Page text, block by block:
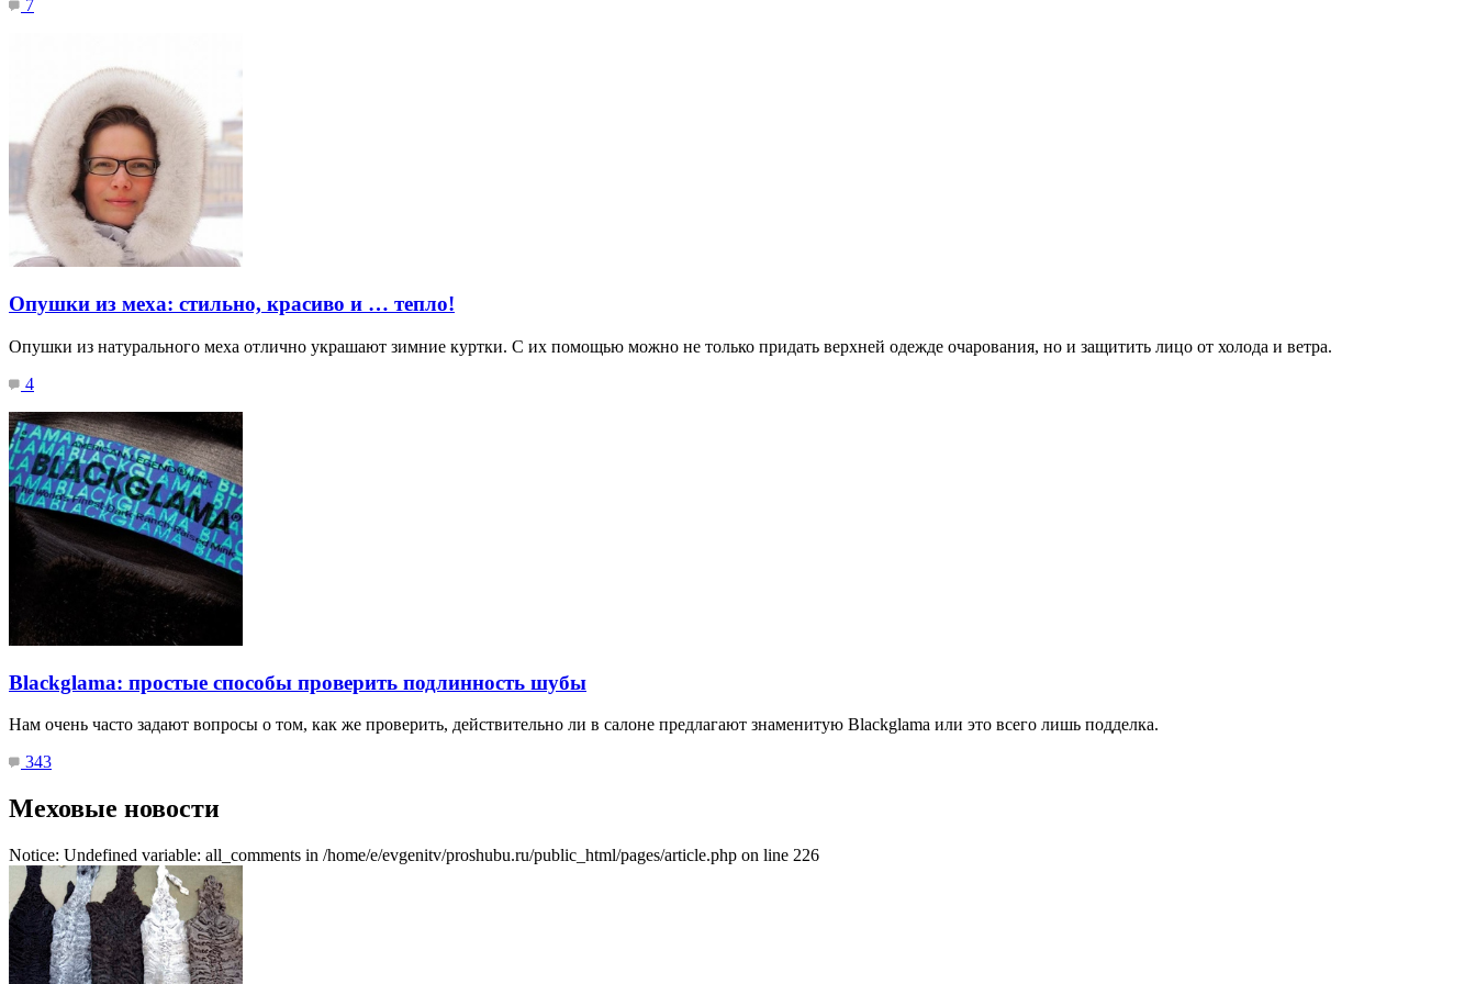
7
Опушки из меха: стильно, красиво и … тепло!
Опушки из натурального меха отлично украшают зимние куртки. С их помощью можно не только придать верхней одежде очарования, но и защитить лицо от холода и ветра.
4
Blackglama: простые способы проверить подлинность шубы
Нам очень часто задают вопросы о том, как же проверить, действительно ли в салоне предлагают знаменитую Blackglama или это всего лишь подделка.
343
Меховые новости
Notice: Undefined variable: all_comments in /home/e/evgenitv/proshubu.ru/public_html/pages/article.php on line 226